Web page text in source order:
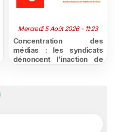
Mercredi 5 Août 2026 - 11:23
Concentration des
médias : les syndicats
dénoncent l'inaction de